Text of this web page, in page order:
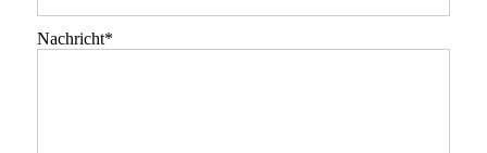
Nachricht